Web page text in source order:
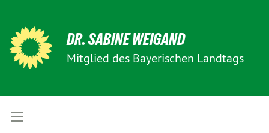
DR. SABINE WEIGAND
Mitglied des Bayerischen Landtags